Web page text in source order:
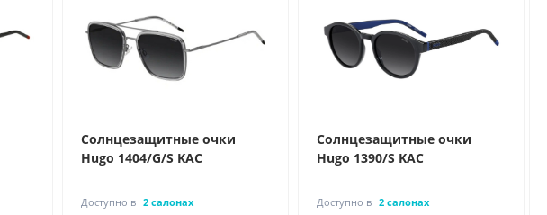
Солнцезащитные очки
Hugo 1404/G/S KAC
Доступно в 2 салонах
Солнцезащитные очки
Hugo 1390/S KAC
Доступно в 2 салонах